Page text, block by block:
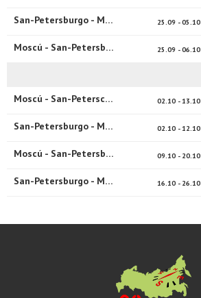
San-Petersburgo - Moscú 25.09 - 05.10
Moscú - San-Petersburgo 25.09 - 06.10
Moscú - San-Peterscburgo
02.10 - 13.10
San-Petersburgo - Moscú 02.10 - 12.10
Moscú - San-Petersburgo 09.10 - 20.10
San-Petersburgo - Moscú 16.10 - 26.10